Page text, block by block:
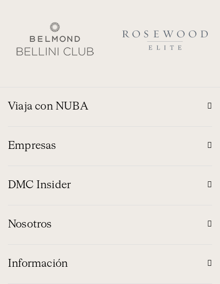
Viaja con NUBA
Empresas
DMC Insider
Nosotros
Información